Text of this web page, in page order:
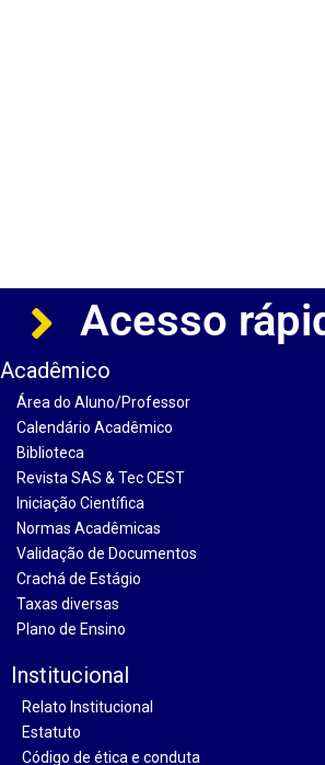
Acesso
Acadêmico
Área do Aluno/Professor
Calendário Acadêmico
Biblioteca
Revista SAS & Tec CEST
Iniciação Científica
Normas Acadêmicas
Validação de Documentos
Crachá de Estágio
Taxas diversas
Plano de Ensino
Institucional
Relato Institucional
Estatuto
Código de ética e conduta